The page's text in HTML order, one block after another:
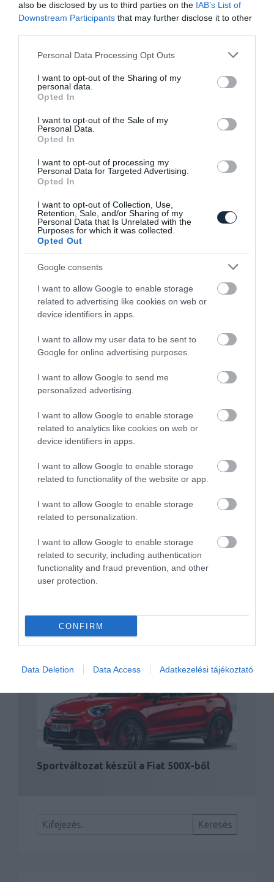
also be disclosed by us to third parties on the IAB’s List of
Downstream Participants that may further disclose it to other
Please note that this website/app uses one or more Google
not limited to your visit or usage behaviour. You may click to
grant or deny consent to Google and its third-party tags to
use your data for below specified purposes in below Google
consent section.
Personal Data Processing Opt Outs
I want to opt-out of the Sharing of my
personal data.
Opted In
I want to opt-out of the Sale of my
Personal Data.
Opted In
I want to opt-out of processing my
Personal Data for Targeted Advertising.
Opted In
I want to opt-out of Collection, Use,
Retention, Sale, and/or Sharing of my
Personal Data that Is Unrelated with the
Purposes for which it was collected.
Opted Out
Google consents
I want to allow Google to enable storage
related to advertising like cookies on web or
device identifiers in apps.
I want to allow my user data to be sent to
Google for online advertising purposes.
I want to allow Google to send me
personalized advertising.
I want to allow Google to enable storage
related to analytics like cookies on web or
device identifiers in apps.
I want to allow Google to enable storage
related to functionality of the website or app.
I want to allow Google to enable storage
related to personalization.
I want to allow Google to enable storage
related to security, including authentication
functionality and fraud prevention, and other
user protection.
CONFIRM
Data Deletion Data Access Adatkezelési tájékoztató
Ellenfél a Juke Nismónak
Hibridek lennének a jövő Renault
Megmutatták az új Renault Clio belsejét
Elkészült az 500 ezredik új generációs
Európa legújabb kedvence nem más...
Nyolcmillión túl a Dacia
Sportváltozat készül a Fiat 500X-ből